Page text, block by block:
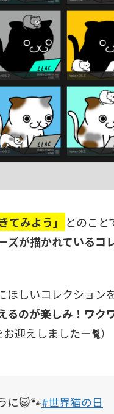
てみよう」
とのこと
ズが描かれているコ
しいコレクション
るのが楽しみ！ワ
迎えしましたー🐈）
に😺🐾#世界猫の日